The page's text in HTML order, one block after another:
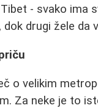
- svako ima
drugi žele da
o velikim
Za neke je to